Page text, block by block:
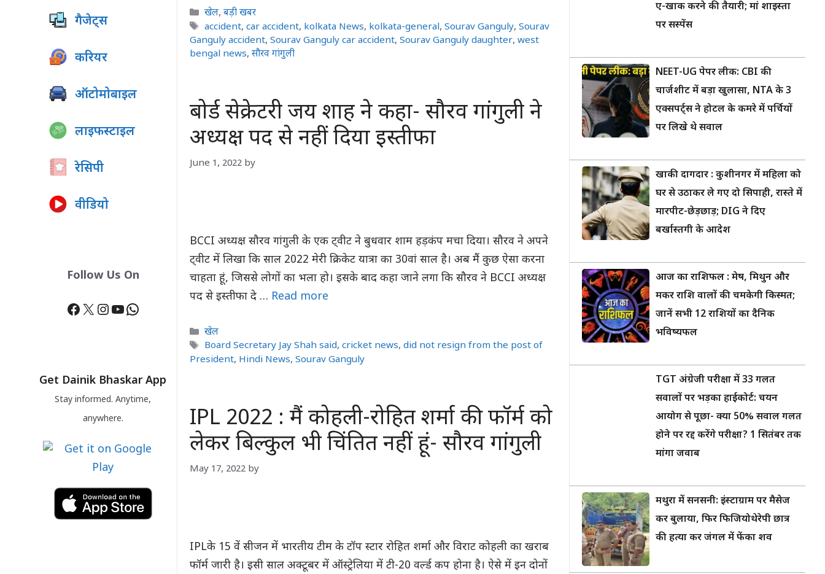
Categories
खेल,बड़ी खबर
Tags
accident,car accident, kolkata News, kolkata-general,Sourav Ganguly,Sourav
Ganguly accident, Sourav Ganguly car accident, Sourav Ganguly daughter, west
bengal news, सौरव गांगुली
बोर्ड सेक्रेटरी जय शाह ने कहा- सौरव गांगुली ने
अध्यक्ष पद से नहीं दिया इस्तीफा
June 1, 2022 by
BCCI अध्यक्ष सौरव गांगुली के एक ट्वीट ने बुधवार शाम हड़कंप मचा दिया। सौरव ने अपने
ट्वीट में लिखा कि साल 2022 मेरी क्रिकेट यात्रा का 30वां साल है। अब मैं कुछ ऐसा करना
चाहता हूं, जिससे लोगों का भला हो। इसके बाद कहा जाने लगा कि सौरव ने BCCI अध्यक्ष
पद से इस्तीफा दे … Read more
Categories
खेल
Tags
Board Secretary Jay Shah said,cricket news,did not resign from the post of
President, Hindi News, Sourav Ganguly
IPL 2022 : मैं कोहली-रोहित शर्मा की फॉर्म को
लेकर बिल्कुल भी चिंतित नहीं हूं- सौरव गांगुली
May 17, 2022 by
IPLके 15 वें सीजन में भारतीय टीम के टॉप स्टार रोहित शर्मा और विराट कोहली का खराब
फॉर्म जारी है। इसी साल अक्टूबर में ऑस्ट्रेलिया में टी-20 वर्ल्ड कप होना है। ऐसे में इन दोनों
गैजेट्स
करियर
ऑटोमोबाइल
लाइफस्टाइल
रेसिपी
वीडियो
Follow Us On
Facebook
X Instagram
YouTube
WhatsApp
Get Dainik Bhaskar App
Stay informed. Anytime,
anywhere.
ए-खाक करने की तैयारी; मां शाइस्ता
पर सस्पेंस
NEET-UG पेपर लीक: CBI की
चार्जशीट में बड़ा खुलासा, NTA के 3
एक्सपर्ट्स ने होटल के कमरे में पर्चियों
पर लिखे थे सवाल
खाकी दागदार : कुशीनगर में महिला को
घर से उठाकर ले गए दो सिपाही, रास्ते में
मारपीट-छेड़छाड़; DIG ने दिए
बर्खास्तगी के आदेश
आज का राशिफल : मेष, मिथुन और
मकर राशि वालों की चमकेगी किस्मत;
जानें सभी 12 राशियों का दैनिक
भविष्यफल
TGT अंग्रेजी परीक्षा में 33 गलत
सवालों पर भड़का हाईकोर्ट: चयन
आयोग से पूछा- क्या 50% सवाल गलत
होने पर रद्द करेंगे परीक्षा? 1 सितंबर तक
मांगा जवाब
मथुरा में सनसनी: इंस्टाग्राम पर मैसेज
कर बुलाया, फिर फिजियोथेरेपी छात्र
की हत्या कर जंगल में फेंका शव